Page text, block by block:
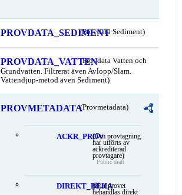
PROVDATA_SEDIMENT(Provdata Sediment)
PROVDATA_VATTEN(Provdata Vatten och
Grundvatten. Filtrerat även Avlopp/Slam.
Vattendjup-metod även Sediment)
PROVMETADATA(Provmetadata)
ACKR_PROV(Om provtagning
har utförts av
ackrediterad
provtagare)
Public draft
DIREKT_BEHA
(Hur provet
behandlas direkt